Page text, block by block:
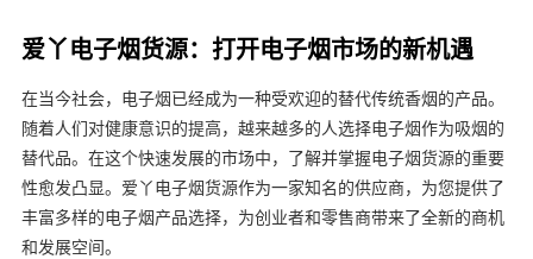
爱丫电子烟货源：打开电子烟市场的新机遇
在当今社会，电子烟已经成为一种受欢迎的替代传统香烟的产品。
随着人们对健康意识的提高，越来越多的人选择电子烟作为吸烟的
替代品。在这个快速发展的市场中，了解并掌握电子烟货源的重要
性愈发凸显。爱丫电子烟货源作为一家知名的供应商，为您提供了
丰富多样的电子烟产品选择，为创业者和零售商带来了全新的商机
和发展空间。